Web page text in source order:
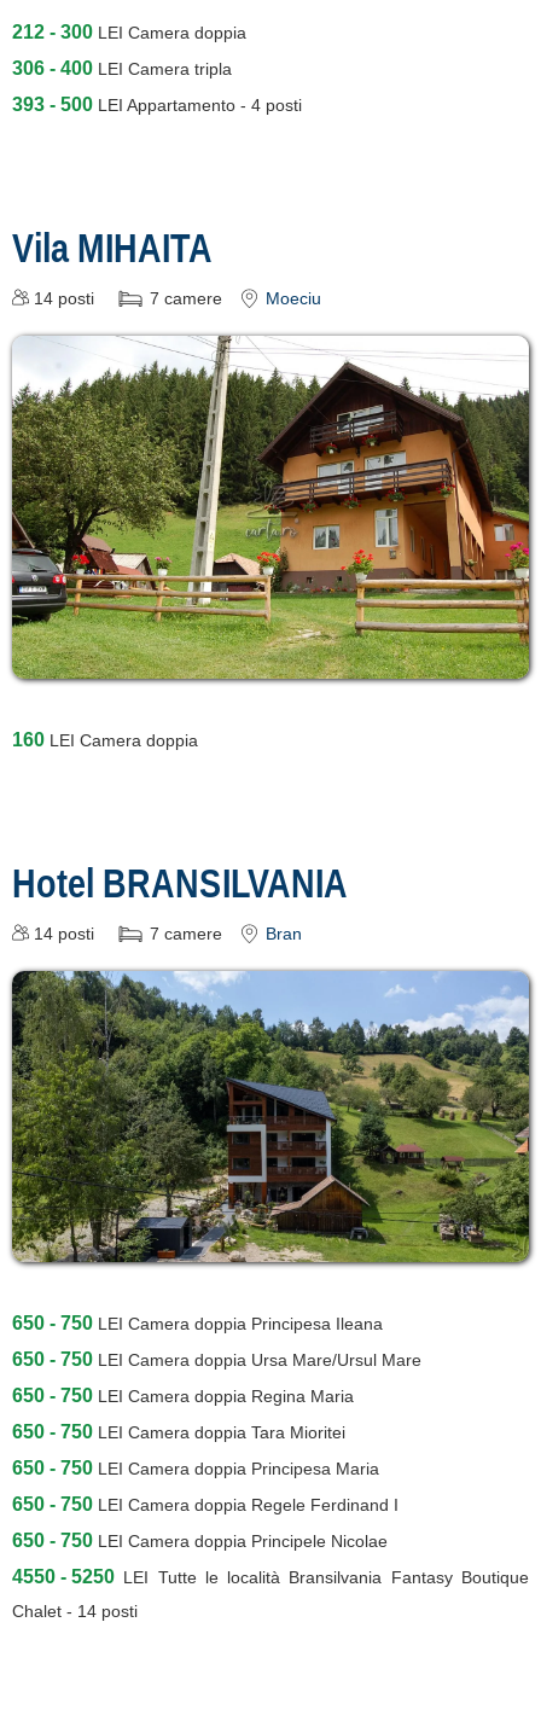
212 - 300 LEI Camera doppia
306 - 400 LEI Camera tripla
393 - 500 LEI Appartamento - 4 posti
Vila MIHAITA
14 posti 7 camere Moeciu
160 LEI Camera doppia
Hotel BRANSILVANIA
14 posti 7 camere Bran
650 - 750 LEI Camera doppia Principesa Ileana
650 - 750 LEI Camera doppia Ursa Mare/Ursul Mare
650 - 750 LEI Camera doppia Regina Maria
650 - 750 LEI Camera doppia Tara Mioritei
650 - 750 LEI Camera doppia Principesa Maria
650 - 750 LEI Camera doppia Regele Ferdinand I
650 - 750 LEI Camera doppia Principele Nicolae
4550 - 5250 LEI Tutte le località Bransilvania Fantasy Boutique
Chalet - 14 posti